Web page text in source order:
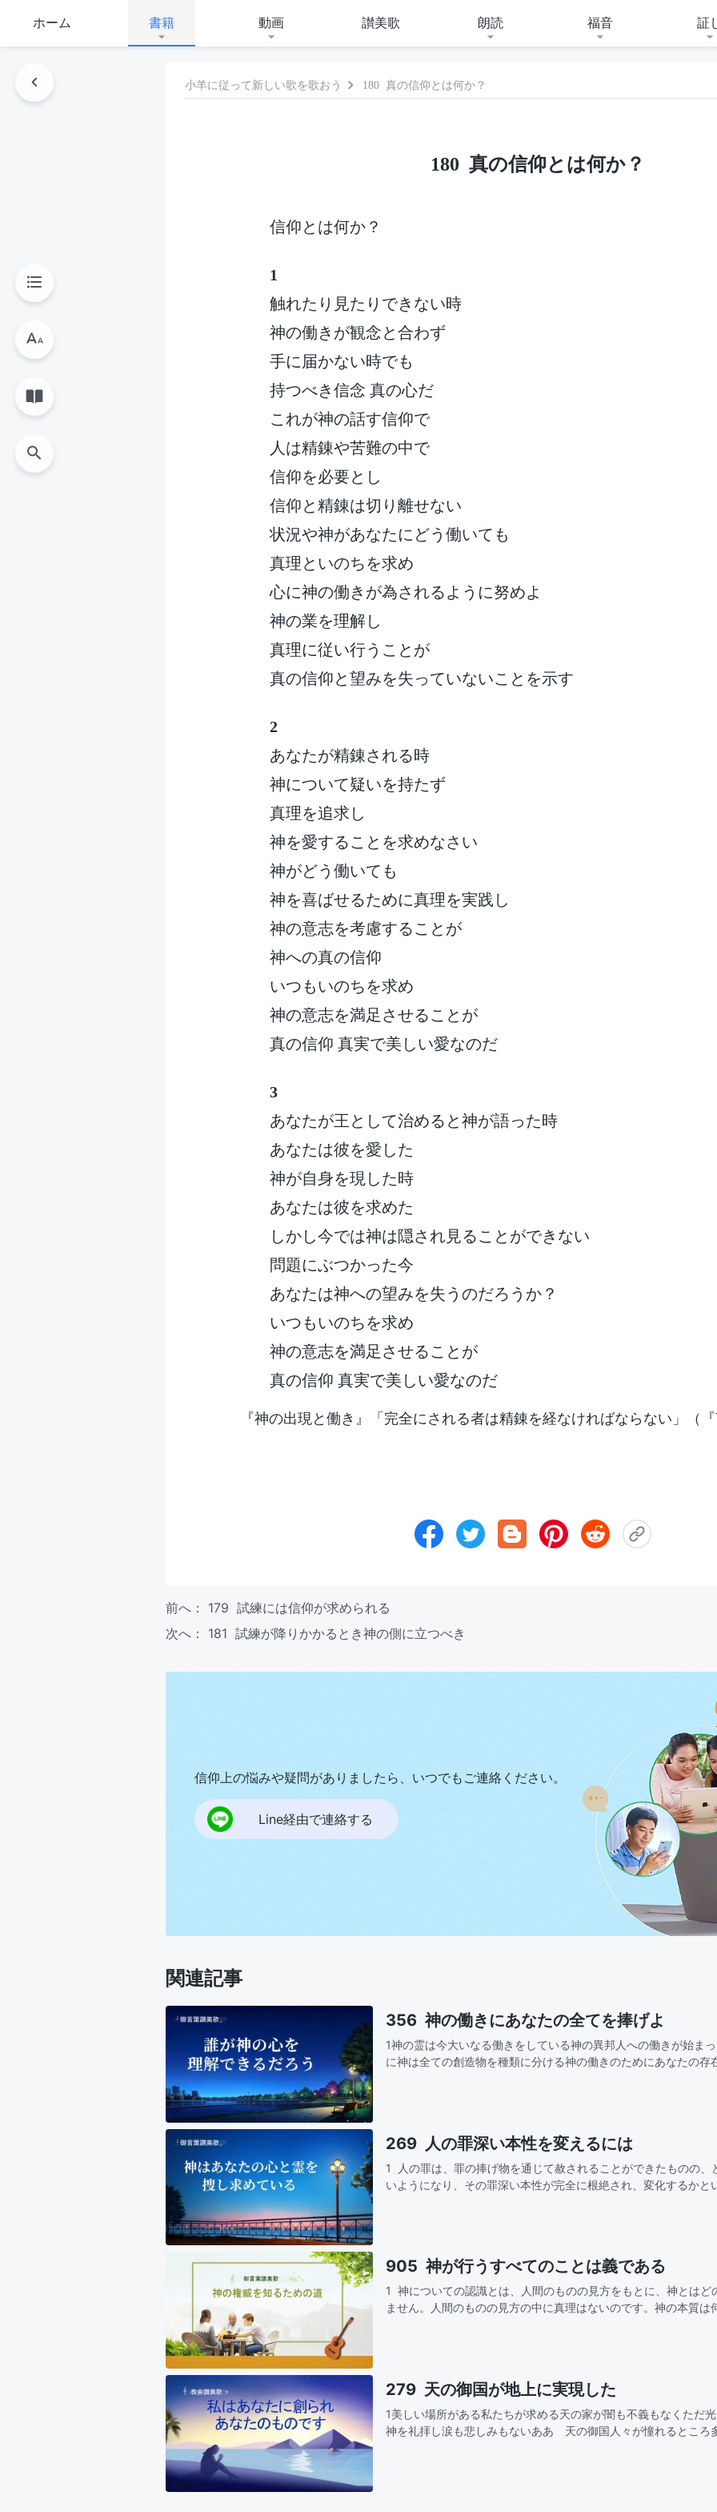
ホーム 書籍 動画 讃美歌 朗読 福音 証
小羊に従って新しい歌を歌おう 180 真の信仰とは何か？
180 真の信仰とは何か？
信仰とは何か？
1
触れたり見たりできない時
神の働きが観念と合わず
手に届かない時でも
持つべき信念 真の心だ
これが神の話す信仰で
人は精錬や苦難の中で
信仰を必要とし
信仰と精錬は切り離せない
状況や神があなたにどう働いても
真理といのちを求め
心に神の働きが為されるように努めよ
神の業を理解し
真理に従い行うことが
真の信仰と望みを失っていないことを示す
2
あなたが精錬される時
神について疑いを持たず
真理を追求し
神を愛することを求めなさい
神がどう働いても
神を喜ばせるために真理を実践し
神の意志を考慮することが
神への真の信仰
いつもいのちを求め
神の意志を満足させることが
真の信仰 真実で美しい愛なのだ
3
あなたが王として治めると神が語った時
あなたは彼を愛した
神が自身を現した時
あなたは彼を求めた
しかし今では神は隠され見ることができない
問題にぶつかった今
あなたは神への望みを失うのだろうか？
いつもいのちを求め
神の意志を満足させることが
真の信仰 真実で美しい愛なのだ
『神の出現と働き』「完全にされる者は精錬を経なければならない」（
前へ： 179 試練には信仰が求められる
次へ： 181 試練が降りかかるとき神の側に立つべき
信仰上の悩みや疑問がありましたら、いつでもご連絡ください。
Line経由で連絡する
関連記事
356 神の働きにあなたの全てを捧げよ
1神の霊は今大いなる働きをしている神の異邦人への働きが始ま
に神は全ての創造物を種類に分ける神の働きのためにあなたの
269 人の罪深い本性を変えるには
1 人の罪は、罪の捧げ物を通じて赦されることができたものの
いようになり、その罪深い本性が完全に根絶され、変化するか
905 神が行うすべてのことは義である
1 神についての認識とは、人間のものの見方をもとに、神とは
ません。人間のものの見方の中に真理はないのです。神の本質
279 天の御国が地上に実現した
1美しい場所がある私たちが求める天の家が闇も不義もなくただ
神を礼拝し涙も悲しみもないああ 天の御国人々が憧れるところ